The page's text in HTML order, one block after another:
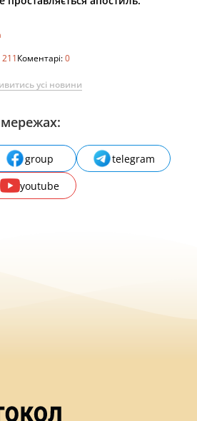
211Коментарі:0
усі новини
group
telegram
youtube